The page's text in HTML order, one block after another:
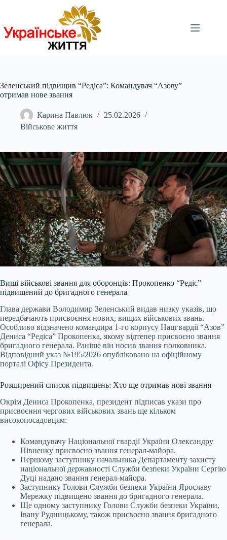
Зеленський підвищив “Редіса”: Командувач “Азову”
отримав нове звання
Карина Павлюк
25.02.2026
Військове життя
Вищі військові звання для оборонців: Прокопенко “Редіс”
підвищений до бригадного генерала
Глава держави Володимир Зеленський видав низку указів, що
передбачають присвоєння нових, вищих військових звань.
Особливо відзначено командира 1-го корпусу Нацгвардії “Азов”
Дениса “Редіса” Прокопенка, якому відтепер присвоєно звання
бригадного генерала. Раніше він носив звання полковника.
Відповідний указ №195/2026 опубліковано на офіційному
порталі Офісу Президента.
Розширений список підвищень: Хто ще отримав нові звання
Окрім Дениса Прокопенка, президент підписав укази про
присвоєння чергових військових звань ще кільком
високопосадовцям:
Командувачу Національної гвардії України Олександру
Півненку присвоєно звання генерал-майора.
Першому заступнику начальника Департаменту захисту
національної державності Служби безпеки України Сергію
Дуці надано звання генерал-майора.
Заступнику Голови Служби безпеки України Ярославу
Мережку підвищено звання до бригадного генерала.
Ще одному заступнику Голови Служби безпеки України,
Івану Рудницькому, також присвоєно звання бригадного
генерала.